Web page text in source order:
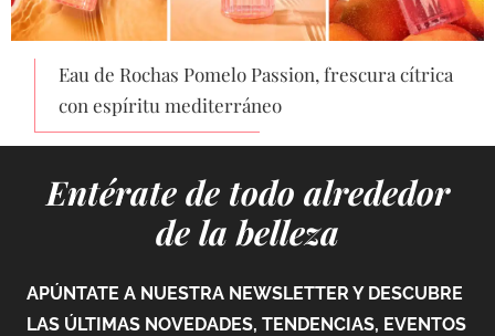
Eau de Rochas Pomelo Passion, frescura cítrica
con espíritu mediterráneo
Entérate de todo alrededor
de la belleza
APÚNTATE A NUESTRA NEWSLETTER Y DESCUBRE
LAS ÚLTIMAS NOVEDADES, TENDENCIAS, EVENTOS